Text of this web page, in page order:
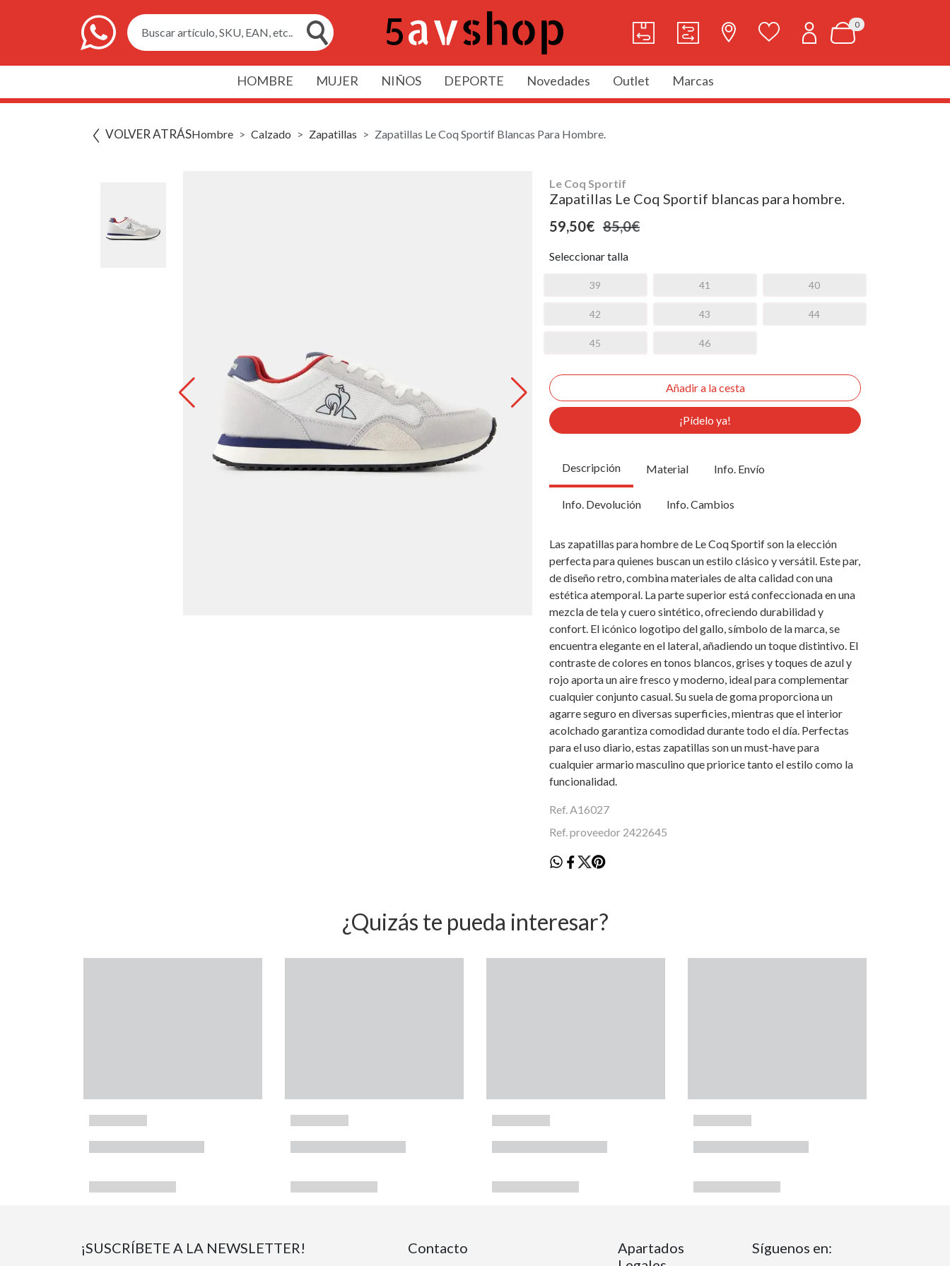
Buscar artículo, SKU, EAN, etc..
0
HOMBRE MUJER NIÑOS DEPORTE Novedades Outlet Marcas
VOLVER ATRÁSHombre Calzado Zapatillas Zapatillas Le Coq Sportif Blancas Para Hombre.
Le Coq Sportif
Zapatillas Le Coq Sportif blancas para hombre.
59,50€ 85,0€
Seleccionar talla
39 41 40
42 43 44
45 46
¡Pídelo ya!
Descripción Material Info. Envío
Info. Devolución Info. Cambios
Las zapatillas para hombre de Le Coq Sportif son la elección
perfecta para quienes buscan un estilo clásico y versátil. Este par,
de diseño retro, combina materiales de alta calidad con una
estética atemporal. La parte superior está confeccionada en una
mezcla de tela y cuero sintético, ofreciendo durabilidad y
confort. El icónico logotipo del gallo, símbolo de la marca, se
encuentra elegante en el lateral, añadiendo un toque distintivo. El
contraste de colores en tonos blancos, grises y toques de azul y
rojo aporta un aire fresco y moderno, ideal para complementar
cualquier conjunto casual. Su suela de goma proporciona un
agarre seguro en diversas superficies, mientras que el interior
acolchado garantiza comodidad durante todo el día. Perfectas
para el uso diario, estas zapatillas son un must-have para
cualquier armario masculino que priorice tanto el estilo como la
funcionalidad.
Ref. A16027
Ref. proveedor 2422645
¿Quizás te pueda interesar?
¡SUSCRÍBETE A LA NEWSLETTER! Contacto
Apartados
Síguenos en: